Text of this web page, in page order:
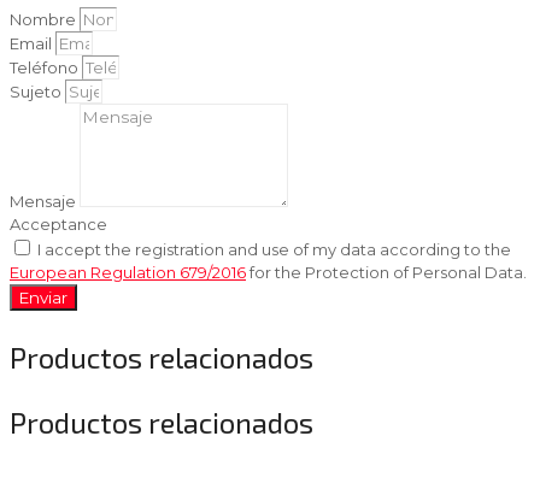
Nombre
Email
Teléfono
Sujeto
Mensaje
Acceptance
I accept the registration and use of my data according to the
European Regulation 679/2016for the Protection of Personal Data.
Enviar
Productos relacionados
Productos relacionados